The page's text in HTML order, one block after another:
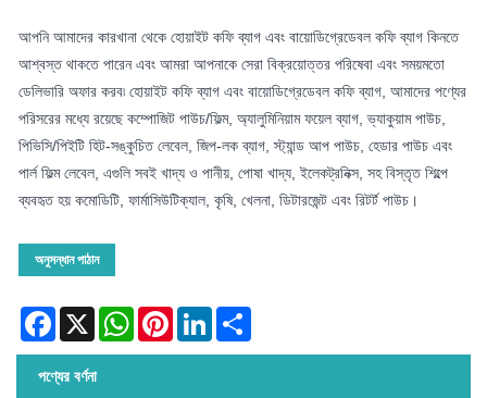
আপনি আমাদের কারখানা থেকে হোয়াইট কফি ব্যাগ এবং বায়োডিগ্রেডেবল কফি ব্যাগ কিনতে
আশ্বস্ত থাকতে পারেন এবং আমরা আপনাকে সেরা বিক্রয়োত্তর পরিষেবা এবং সময়মতো
ডেলিভারি অফার করব৷ হোয়াইট কফি ব্যাগ এবং বায়োডিগ্রেডেবল কফি ব্যাগ, আমাদের পণ্যের
পরিসরের মধ্যে রয়েছে কম্পোজিট পাউচ/ফিল্ম, অ্যালুমিনিয়াম ফয়েল ব্যাগ, ভ্যাকুয়াম পাউচ,
পিভিসি/পিইটি হিট-সঙ্কুচিত লেবেল, জিপ-লক ব্যাগ, স্ট্যান্ড আপ পাউচ, হেডার পাউচ এবং
পার্ল ফিল্ম লেবেল, এগুলি সবই খাদ্য ও পানীয়, পোষা খাদ্য, ইলেকট্রনিক্স, সহ বিস্তৃত শিল্পে
ব্যবহৃত হয় কমোডিটি, ফার্মাসিউটিক্যাল, কৃষি, খেলনা, ডিটারজেন্ট এবং রিটর্ট পাউচ।
অনুসন্ধান পাঠান
Facebook
X WhatsAppPinterestLinkedIn
পণ্যের বর্ণনা